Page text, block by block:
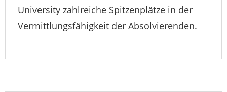
University zahlreiche Spitzenplätze in der
Vermittlungsfähigkeit der Absolvierenden.